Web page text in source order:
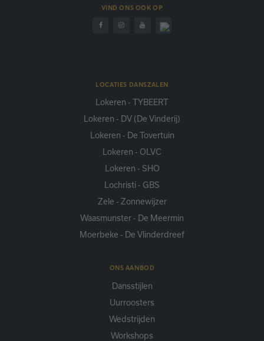
VIND ONS OOK OP
LOCATIES DANSZALEN
Lokeren - TYBEERT
Lokeren - DV (De Vinderij)
Lokeren - De Tovertuin
Lokeren - OLVC
Lokeren - SHO
Lochristi - GBS
Zele - Zonnewijzer
Waasmunster - De Meermin
Moerbeke - De Vlinderdreef
ONS AANBOD
Dansstijlen
Uurroosters
Wedstrijden
Workshops